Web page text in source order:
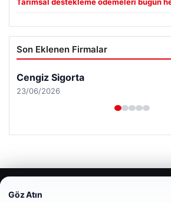
Tarımsal destekleme ödemeleri bugün
Son Eklenen Firmalar
Cengiz Sigorta
23/06/2026
Web sitemizi nasıl kullandığınızı daha iyi
Göz Atın